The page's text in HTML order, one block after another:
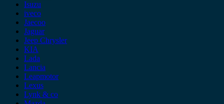
Isuzu
iveco
Jaecoo
Jaguar
Jeep Chrysler
KIA
Lada
Lancia
Leapmotor
Lexus
Lynk & co